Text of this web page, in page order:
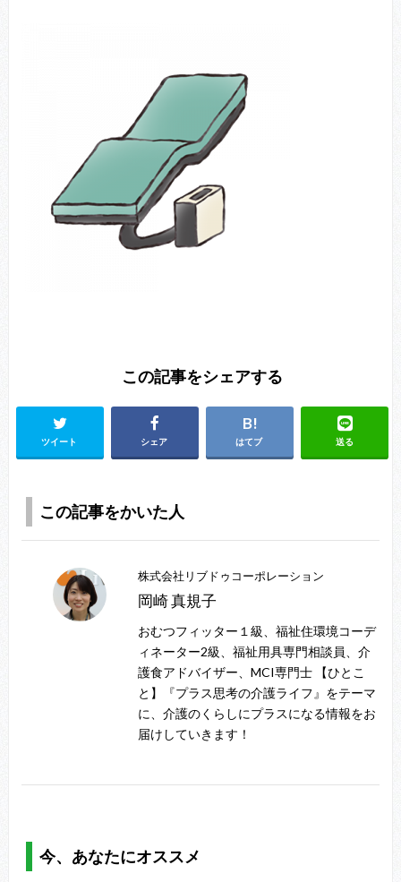
この記事をシェアする
ツイート シェア はてブ 送る
この記事をかいた人
株式会社リブドゥコーポレーション
岡崎 真規子
おむつフィッター１級、福祉住環境コーデ
ィネーター2級、福祉用具専門相談員、介
護食アドバイザー、MCI専門士 【ひとこ
と】『プラス思考の介護ライフ』をテーマ
に、介護のくらしにプラスになる情報をお
届けしていきます！
今、あなたにオススメ